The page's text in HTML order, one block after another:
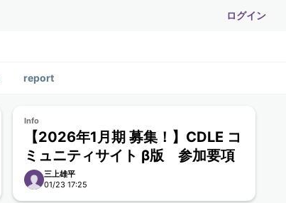
ログイン
report
Info
【2026年1月期 募集！】CDLE コ
ミュニティサイト β版 参加要項
三上雄平
01/23 17:25